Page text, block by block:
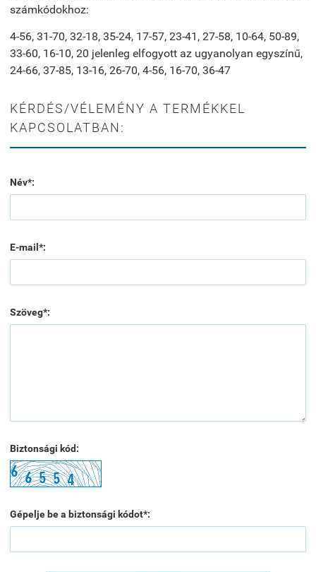
számkódokhoz:
4-56, 31-70, 32-18, 35-24, 17-57, 23-41, 27-58, 10-64, 50-89,
33-60, 16-10, 20 jelenleg elfogyott az ugyanolyan egyszínű,
24-66, 37-85, 13-16, 26-70, 4-56, 16-70, 36-47
KÉRDÉS/VÉLEMÉNY A TERMÉKKEL
KAPCSOLATBAN:
Név*:
E-mail*:
Szöveg*:
Biztonsági kód:
Gépelje be a biztonsági kódot*: